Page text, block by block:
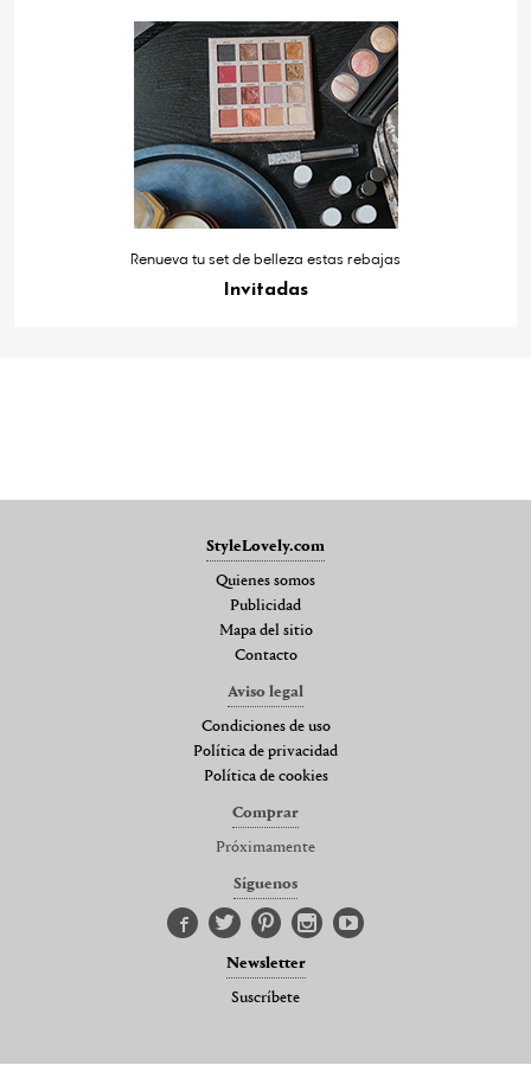
Renueva tu set de belleza estas rebajas
Invitadas
StyleLovely.com
Quienes somos
Publicidad
Mapa del sitio
Contacto
Aviso legal
Condiciones de uso
Política de privacidad
Política de cookies
Comprar
Próximamente
Síguenos
Newsletter
Suscríbete